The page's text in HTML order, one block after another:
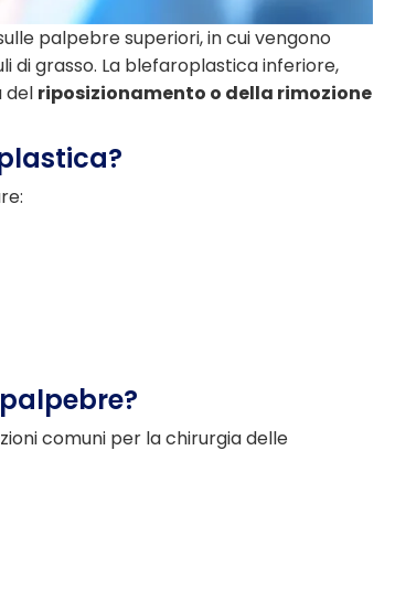
palpebre superiori, in cui vengono
di grasso. La blefaroplastica inferiore,
del riposizionamento o della rimozione
comuni per la chirurgia delle